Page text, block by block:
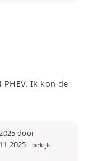
PHEV. Ik kon de
door
2025- bekijk